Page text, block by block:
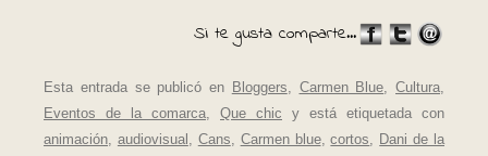
Si te gusta comparte...
Esta entrada se publicó en Bloggers, Carmen Blue, Cultura,
Eventos de la comarca, Que chic y está etiquetada con
animación, audiovisual , Cans, Carmen blue,cortos, Dani de la